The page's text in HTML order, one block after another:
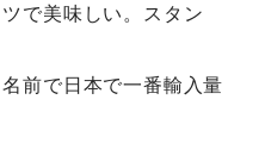
で美味しい。スタン
前で日本で一番輸入量